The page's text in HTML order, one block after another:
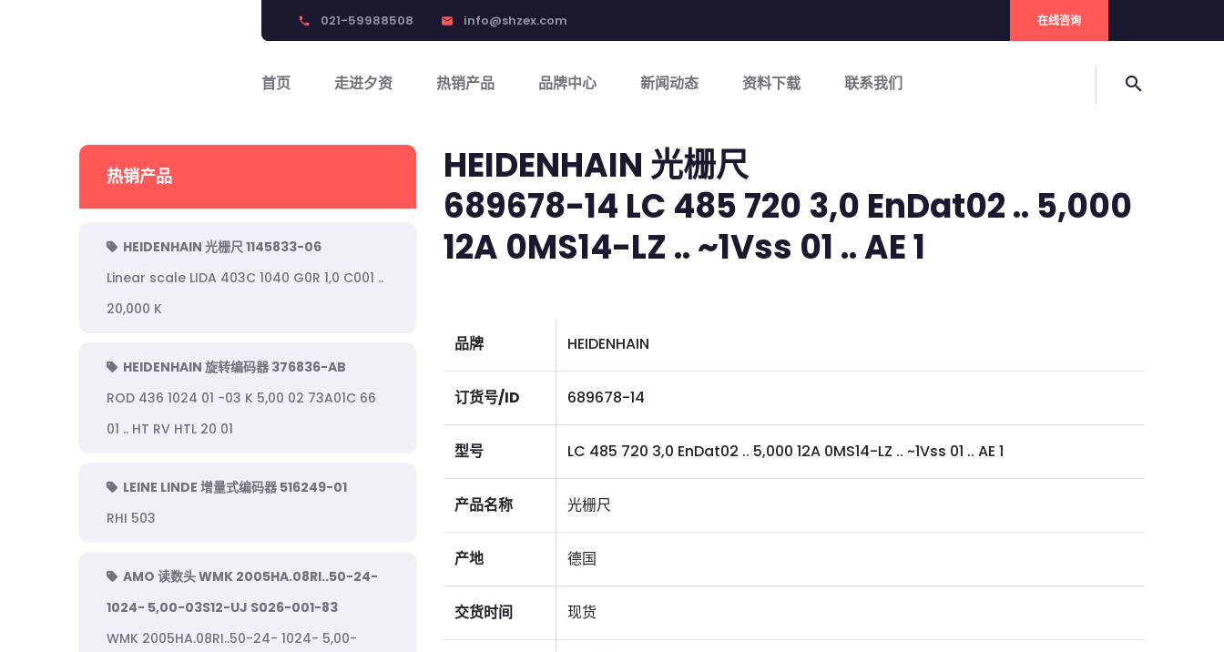
phone 021-59988508 email info@shzex.com 在线咨询
首页 走进夕资 热销产品 品牌中心 新闻动态 资料下载 联系我们 search
热销产品
HEIDENHAIN 光栅尺 1145833-06
Linear scale LIDA 403C 1040 G0R 1,0 C001 ..
20,000 K
HEIDENHAIN 旋转编码器 376836-AB
ROD 436 1024 01 -03 K 5,00 02 73A01C 66
01 .. HT RV HTL 20 01
LEINE LINDE 增量式编码器 516249-01
RHI 503
AMO 读数头 WMK 2005HA.08RI..50-24-
1024- 5,00-03S12-UJ S026-001-83
WMK 2005HA.08RI..50-24- 1024- 5,00-
HEIDENHAIN 光栅尺
689678-14 LC 485 720 3,0 EnDat02 .. 5,000
12A 0MS14-LZ .. ~1Vss 01 .. AE 1
品牌 HEIDENHAIN
订货号/ID 689678-14
型号 LC 485 720 3,0 EnDat02 .. 5,000 12A 0MS14-LZ .. ~1Vss 01 .. AE 1
产品名称 光栅尺
产地 德国
交货时间 现货